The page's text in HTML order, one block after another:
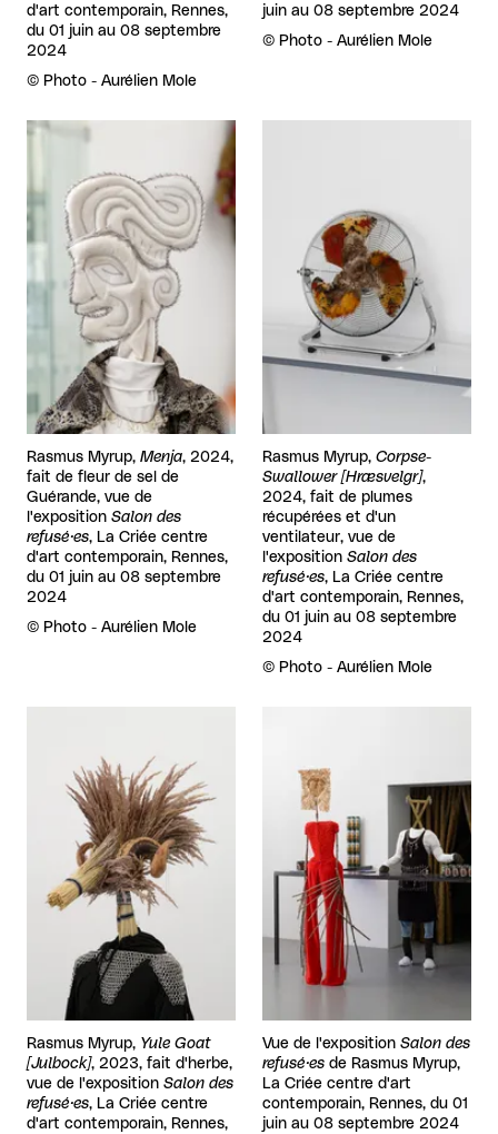
d'art contemporain, Rennes,
du 01 juin au 08 septembre
2024
Droits réservés :
© Photo - Aurélien Mole
juin au 08 septembre 2024
Droits réservés :
© Photo - Aurélien Mole
Agrandir
Rasmus Myrup, Menja, 2024,
fait de fleur de sel de
Guérande, vue de
l'exposition Salon des
refusé·es, La Criée centre
d'art contemporain, Rennes,
du 01 juin au 08 septembre
2024
Droits réservés :
© Photo - Aurélien Mole
Rasmus Myrup, Corpse-
Swallower [Hræsvelgr],
2024, fait de plumes
récupérées et d'un
ventilateur, vue de
l'exposition Salon des
refusé·es, La Criée centre
d'art contemporain, Rennes,
du 01 juin au 08 septembre
2024
Droits réservés :
© Photo - Aurélien Mole
Rasmus Myrup, Yule Goat
[Julbock], 2023, fait d'herbe,
vue de l'exposition Salon des
refusé·es, La Criée centre
d'art contemporain, Rennes,
Vue de l'exposition Salon des
refusé·es de Rasmus Myrup,
La Criée centre d'art
contemporain, Rennes, du 01
juin au 08 septembre 2024